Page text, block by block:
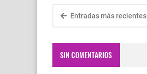
Entradas más recientes
SIN COMENTARIOS